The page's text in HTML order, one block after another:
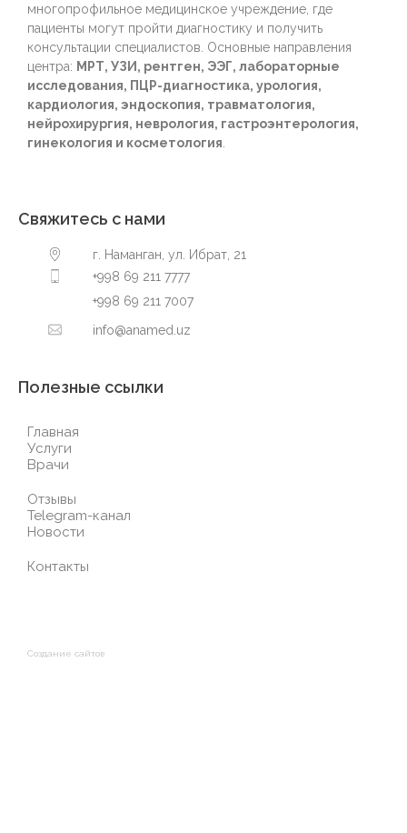
многопрофильное медицинское учреждение, где
пациенты могут пройти диагностику и получить
консультации специалистов. Основные направления
центра: МРТ, УЗИ, рентген, ЭЭГ, лабораторные
исследования, ПЦР-диагностика, урология,
кардиология, эндоскопия, травматология,
нейрохирургия, неврология, гастроэнтерология,
гинекология и косметология
Свяжитесь с нами
г. Наманган, ул. Ибрат, 21
+998 69 211 7777
+998 69 211 7007
info@anamed.uz
Полезные ссылки
Главная
Услуги
Врачи
Отзывы
Telegram-канал
Новости
Контакты
Создание сайтов